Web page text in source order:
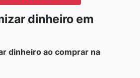
dinheiro em
dinheiro ao comprar na